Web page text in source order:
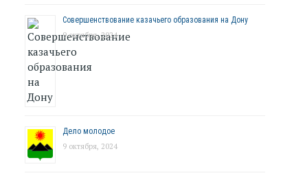
Совершенствование казачьего образования на Дону
9 октября, 2024
Дело молодое
9 октября, 2024